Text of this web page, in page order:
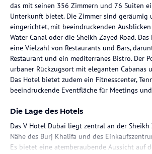
das mit seinen 356 Zimmern und 76 Suiten
Unterkunft bietet. Die Zimmer sind geräumig
eingerichtet, mit beeindruckenden
Water Canal oder die Sheikh Zayed Road.
eine Vielzahl von Restaurants und Bars,
Restaurant und ein mediterranes Bistro. Der
urbaner Rückzugsort mit eleganten Cabanas
Das Hotel bietet zudem ein Fitnesscenter,
beeindruckende Eventfläche für Meetings
Die Lage des Hotels
Das V Hotel Dubai liegt zentral an der Sheikh
Nähe des Burj Khalifa und des
Es bietet eine atemberaubende Aussicht auf